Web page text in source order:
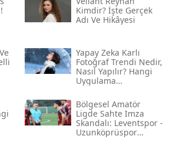
Kimdir? İşte Gerçek
Adı Ve Hikâyesi
Yapay Zeka Karlı
Fotoğraf Trendi Nedir,
Nasıl Yapılır? Hangi
Uygulama
Adım Adım Rehber
Bölgesel Amatör
Ligde Sahte Imza
Skandalı: Leventspor -
Uzunköprüspor